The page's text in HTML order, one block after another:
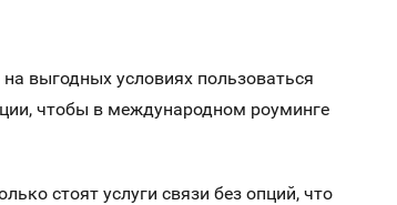
выгодных условиях пользоваться
чтобы в международном роуминге
стоят услуги связи без опций, что